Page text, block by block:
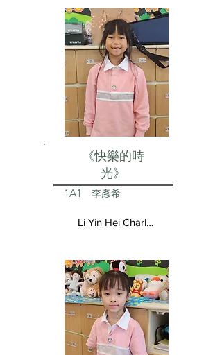
《快樂的時
光》
1A1 李彥希
Li Yin Hei Charlotte